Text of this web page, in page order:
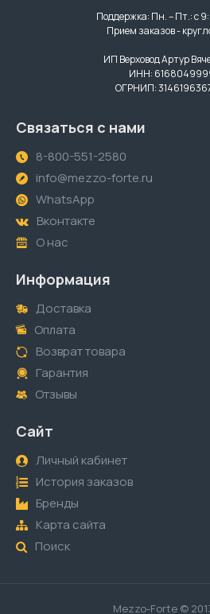
Поддержка: Пн. – Пт.: с
Прием заказов -
ИП Верховод Артур
ИНН:
ОГРНИП:
Связаться с нами
8-800-551-2580
info@mezzo-forte.ru
WhatsApp
Вконтакте
О нас
Информация
Доставка
Оплата
Возврат товара
Гарантия
Отзывы
Сайт
Личный кабинет
История заказов
Бренды
Карта сайта
Поиск
Mezzo-Forte ©